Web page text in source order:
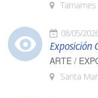
Tamames
08/05/
Exposición
ARTE /
Santa